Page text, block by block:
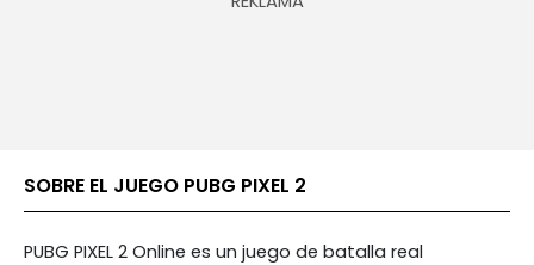
SOBRE EL JUEGO PUBG PIXEL 2
PUBG PIXEL 2 Online es un juego de batalla real